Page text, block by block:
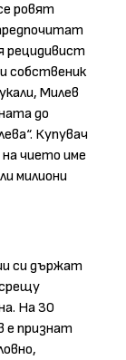
ровят
рецидивист
собственик
Милев
до
Купувач
чието име
милиони
си държат
На 30
е признат